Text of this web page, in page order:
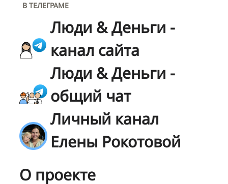
В ТЕЛЕГРАМЕ
Люди & Деньги -
канал сайта
Люди & Деньги -
общий чат
Личный канал
Елены Рокотовой
О проекте